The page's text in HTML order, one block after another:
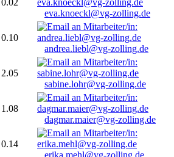
0.02
eva.knoeckl@vg-zolling.de
0.10
andrea.liebl@vg-zolling.de
2.05
sabine.lohr@vg-zolling.de
1.08
dagmar.maier@vg-zolling.de
0.14